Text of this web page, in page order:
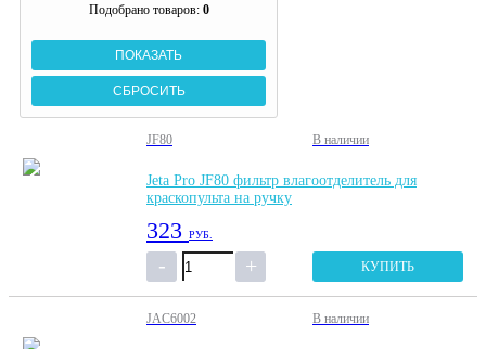
Подобрано товаров: 0
JF80 В наличии
Jeta Pro JF80 фильтр влагоотделитель для
краскопульта на ручку
323 РУБ.
КУПИТЬ
JAC6002 В наличии